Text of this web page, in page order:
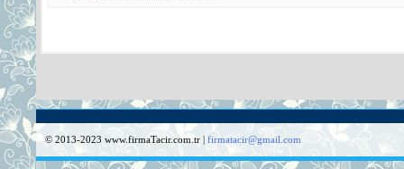
© 2013-2023 www.firmaTacir.com.tr | firmatacir@gmail.com